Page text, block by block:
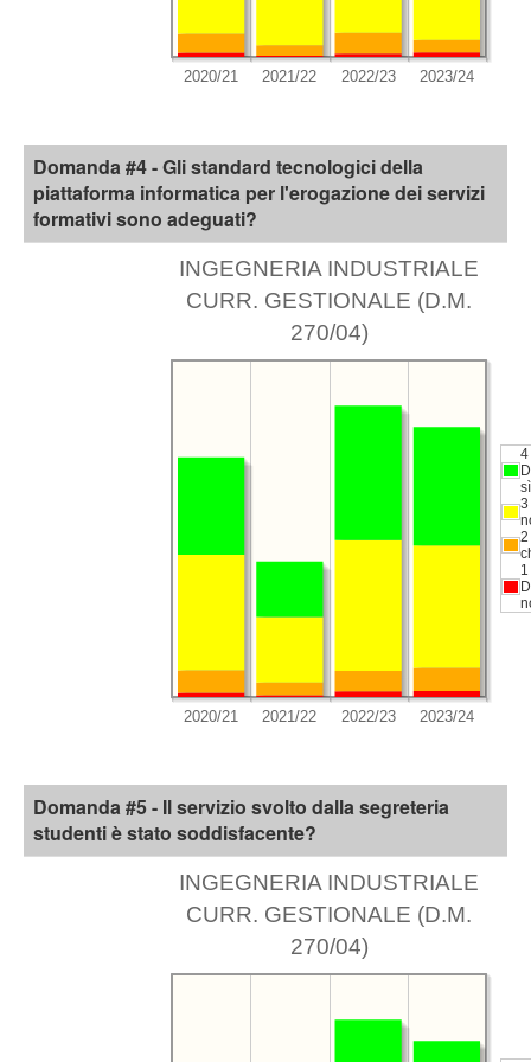
Domanda #4 - Gli standard tecnologici della
piattaforma informatica per l'erogazione dei servizi
formativi sono adeguati?
INGEGNERIA INDUSTRIALE
CURR. GESTIONALE (D.M.
270/04)
4
sì
3
2
Domanda #5 - Il servizio svolto dalla segreteria
studenti è stato soddisfacente?
INGEGNERIA INDUSTRIALE
CURR. GESTIONALE (D.M.
270/04)